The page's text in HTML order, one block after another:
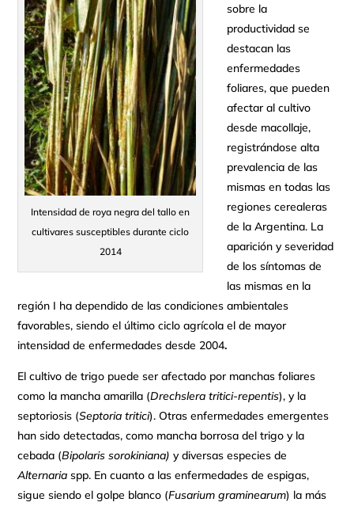
Intensidad de roya negra del tallo en
cultivares susceptibles durante ciclo
2014
sobre la
productividad se
destacan las
enfermedades
foliares, que pueden
afectar al cultivo
desde macollaje,
registrándose alta
prevalencia de las
mismas en todas las
regiones cerealeras
de la Argentina. La
aparición y severidad
de los síntomas de
las mismas en la
región I ha dependido de las condiciones ambientales
favorables, siendo el último ciclo agrícola el de mayor
intensidad de enfermedades desde 2004.
El cultivo de trigo puede ser afectado por manchas foliares
como la mancha amarilla (Drechslera tritici-repentis), y la
septoriosis (Septoria tritici). Otras enfermedades emergentes
han sido detectadas, como mancha borrosa del trigo y la
cebada (Bipolaris sorokiniana) y diversas especies de
Alternaria spp. En cuanto a las enfermedades de espigas,
sigue siendo el golpe blanco (Fusarium graminearum) la más